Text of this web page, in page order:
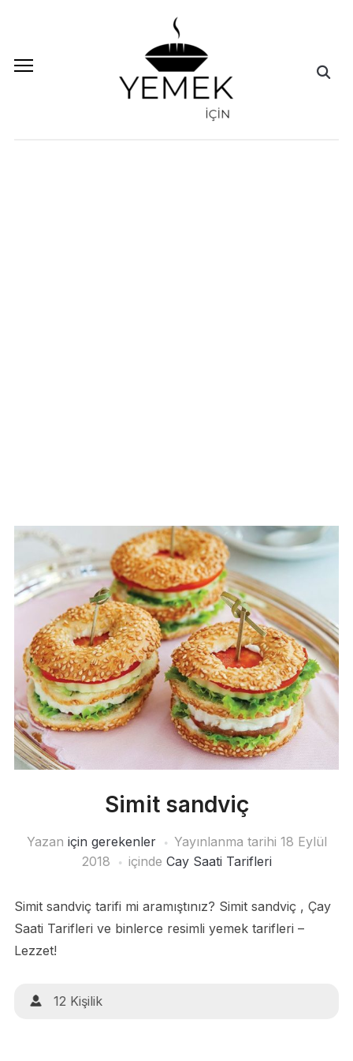
Simit sandviç
Yazan için gerekenler Yayınlanma tarihi 18 Eylül
2018
içinde Cay Saati Tarifleri
Simit sandviç tarifi mi aramıştınız? Simit sandviç , Çay
Saati Tarifleri ve binlerce resimli yemek tarifleri –
Lezzet!
12 Kişilik